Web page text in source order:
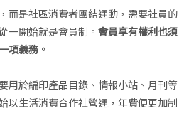
而是社區消費者團結運動，需要社員的
一開始就是會員制。 會員享有權利也須
項義務。
用於編印產品目錄、情報小站、月刊等
以生活消費合作社營運，年費便更加制